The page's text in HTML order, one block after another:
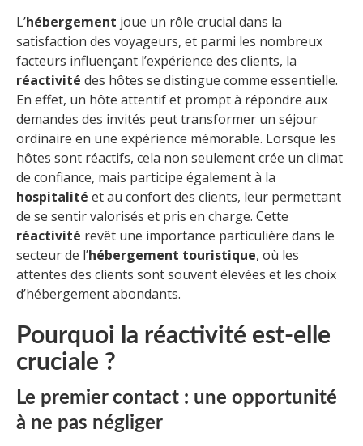
L’hébergement joue un rôle crucial dans la
satisfaction des voyageurs, et parmi les nombreux
facteurs influençant l’expérience des clients, la
réactivité des hôtes se distingue comme essentielle.
En effet, un hôte attentif et prompt à répondre aux
demandes des invités peut transformer un séjour
ordinaire en une expérience mémorable. Lorsque les
hôtes sont réactifs, cela non seulement crée un climat
de confiance, mais participe également à la
hospitalité et au confort des clients, leur permettant
de se sentir valorisés et pris en charge. Cette
réactivité revêt une importance particulière dans le
secteur de l’hébergement touristique, où les
attentes des clients sont souvent élevées et les choix
d’hébergement abondants.
Pourquoi la réactivité est-elle
cruciale ?
Le premier contact : une opportunité
à ne pas négliger